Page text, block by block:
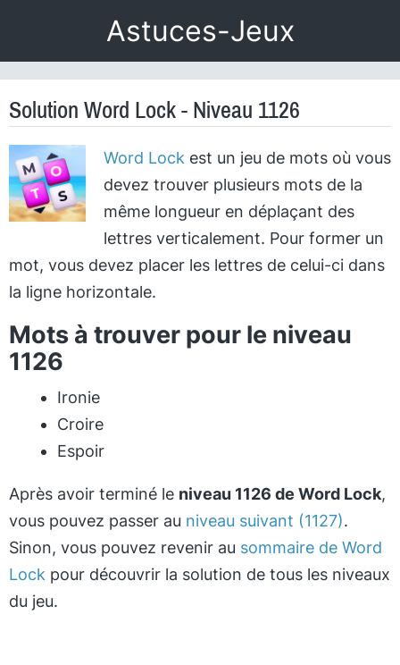
Astuces-Jeux
Solution Word Lock - Niveau 1126
Word Lock est un jeu de mots où vous
devez trouver plusieurs mots de la
même longueur en déplaçant des
lettres verticalement. Pour former un
mot, vous devez placer les lettres de celui-ci dans
la ligne horizontale.
Mots à trouver pour le niveau
1126
Ironie
Croire
Espoir
Après avoir terminé le niveau 1126 de Word Lock,
vous pouvez passer au niveau suivant (1127).
Sinon, vous pouvez revenir au sommaire de Word
Lock pour découvrir la solution de tous les niveaux
du jeu.